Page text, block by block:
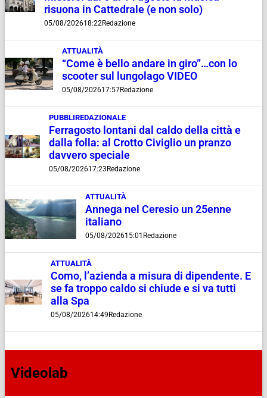
risuona in Cattedrale (e non solo)
05/08/202618:22Redazione
ATTUALITÀ
“Come è bello andare in giro”…con lo
scooter sul lungolago VIDEO
05/08/202617:57Redazione
PUBBLIREDAZIONALE
Ferragosto lontani dal caldo della città e
dalla folla: al Crotto Civiglio un pranzo
davvero speciale
05/08/202617:23 Redazione
ATTUALITÀ
Annega nel Ceresio un 25enne
italiano
05/08/202615:01 Redazione
ATTUALITÀ
Como, l’azienda a misura di dipendente. E
se fa troppo caldo si chiude e si va tutti
alla Spa
05/08/202614:49 Redazione
Videolab